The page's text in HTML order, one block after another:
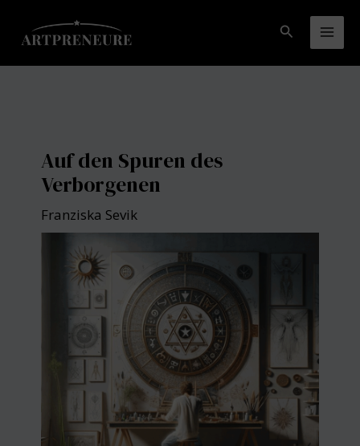
Inhalt
springen
Suchen
Auf den Spuren des
Verborgenen
Franziska Sevik